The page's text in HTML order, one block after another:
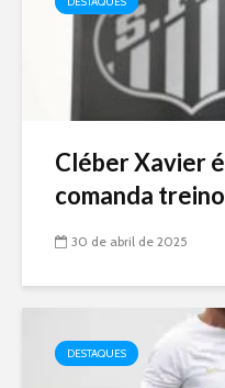
Cléber Xavier
comanda
30 de abril de 2025
DESTAQUES